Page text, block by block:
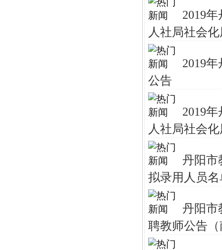
2019
人社局社会
2019
公告
2019
人社局社会
丹阳市
拟录用人员
丹阳市
聘教师公告